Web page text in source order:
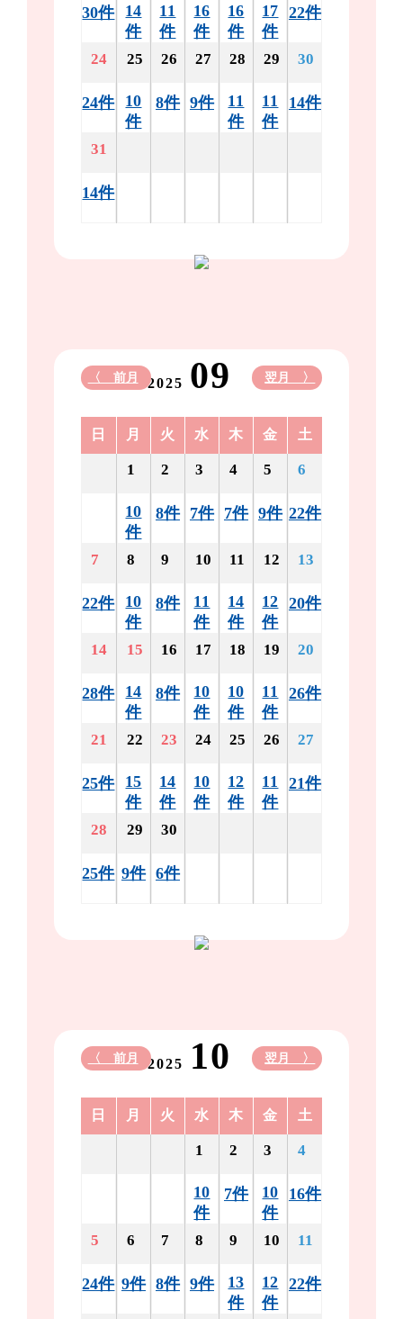
30件
14
件
11
件
16
件
16
件
17
件
22件
24
24件
25
10
件
26
8件
27
9件
28
11
件
29
11
件
30
14件
31
14件
2025 09
〈 前月 翌月 〉
日 月 火 水 木 金 土
1
10
件
2
8件
3
7件
4
7件
5
9件
6
22件
7
22件
8
10
件
9
8件
10
11
件
11
14
件
12
12
件
13
20件
14
28件
15
14
件
16
8件
17
10
件
18
10
件
19
11
件
20
26件
21
25件
22
15
件
23
14
件
24
10
件
25
12
件
26
11
件
27
21件
28
25件
29
9件
30
6件
2025 10
〈 前月 翌月 〉
日 月 火 水 木 金 土
1
10
件
2
7件
3
10
件
4
16件
5
24件
6
9件
7
8件
8
9件
9
13
件
10
12
件
11
22件